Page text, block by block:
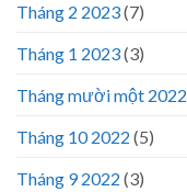
Tháng 2 2023(7)
Tháng 1 2023(3)
Tháng mười một 2022
Tháng 10 2022 (5)
Tháng 9 2022 (3)